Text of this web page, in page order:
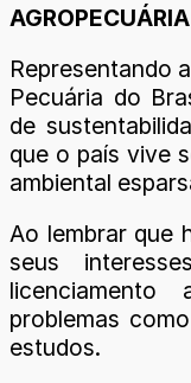
AGROPECUÁRIA
Representando
Pecuária do
de
que o país vive
ambiental
Ao lembrar que
seus
problemas
estudos.